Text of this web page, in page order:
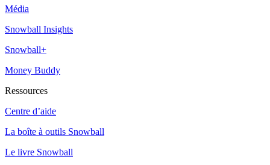
Média
Snowball Insights
Snowball+
Money Buddy
Ressources
Centre d’aide
La boîte à outils Snowball
Le livre Snowball